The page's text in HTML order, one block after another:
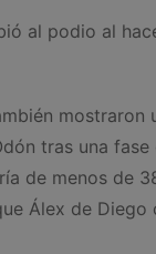
al podio al
mostraron
tras una
de menos de
Álex de